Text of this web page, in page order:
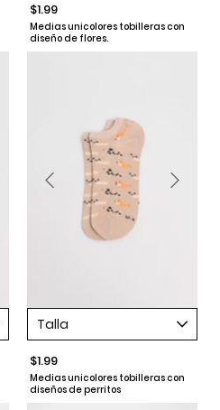
$1.99
Medias unicolores tobilleras con
diseño de flores.
Talla
$1.99
Medias unicolores tobilleras con
diseños de perritos